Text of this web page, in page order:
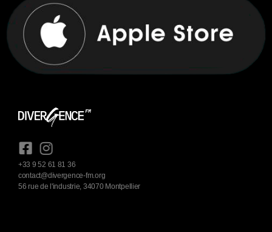
+33 9 52 61 81 36
contact@divergence-fm.org
56 rue de l'industrie, 34070 Montpellier